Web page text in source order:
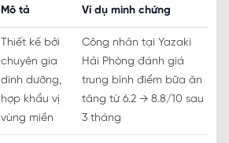
Mô tả Ví dụ minh chứng
Thiết kế bởi
chuyên gia
dinh dưỡng,
hợp khẩu vị
vùng miền
Công nhân tại Yazaki
Hải Phòng đánh giá
trung bình điểm bữa ăn
tăng từ 6.2 → 8.8/10 sau
3 tháng